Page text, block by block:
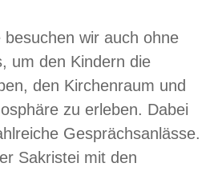
wir auch ohne
um den Kindern die
den Kirchenraum und
zu erleben. Dabei
Gesprächsanlässe.
Sakristei mit den